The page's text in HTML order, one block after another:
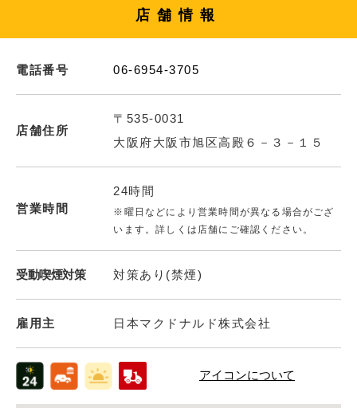
店舗情報
電話番号 06-6954-3705
店舗住所
〒535-0031
大阪府大阪市旭区高殿６－３－１５
営業時間
24時間
※曜日などにより営業時間が異なる場合がござ
います。詳しくは店舗にご確認ください。
受動喫煙対策 対策あり(禁煙)
雇用主 日本マクドナルド株式会社
アイコンについて